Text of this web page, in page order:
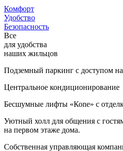
Комфорт
Удобство
Безопасность
Все
для удобства
наших жильцов
Подземный паркинг с доступом
Центральное кондиционирование
Бесшумные лифты «Коne» с
Уютный холл для общения с
на первом этаже дома.
Собственная управляющая